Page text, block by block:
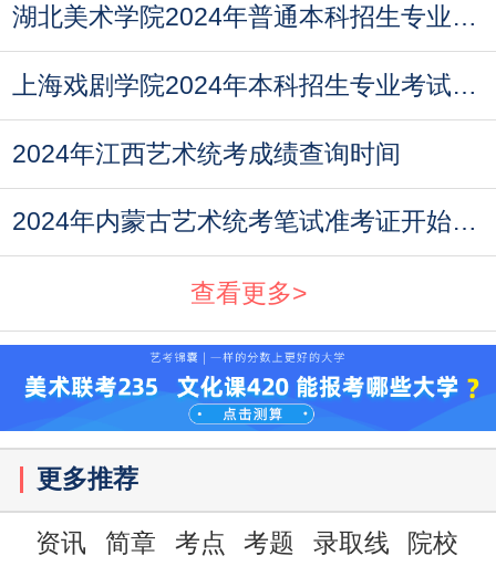
湖北美术学院2024年普通本科招生专业省统考科
上海戏剧学院2024年本科招生专业考试类型公告
2024年江西艺术统考成绩查询时间
2024年内蒙古艺术统考笔试准考证开始打印
查看更多>
更多推荐
资讯 简章 考点 考题 录取线
院校